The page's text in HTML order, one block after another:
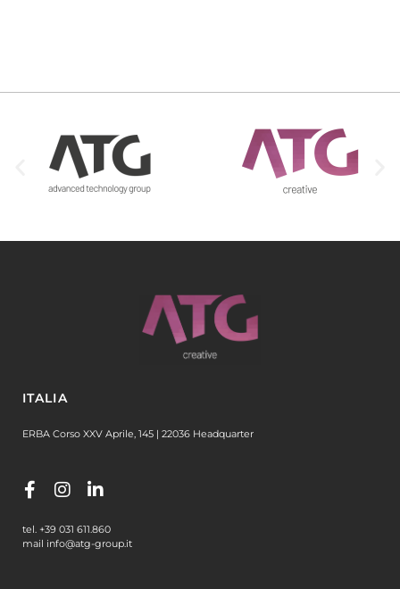
ITALIA
ERBA Corso XXV Aprile, 145 | 22036 Headquarter
tel. +39 031 611.860
mail info@atg-group.it